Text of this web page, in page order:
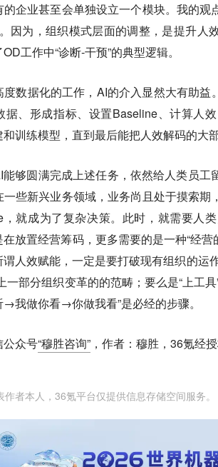
企业甚至会单独设立一个模块。我的
因为，组织模式层面的调整，是提升人
工作中“诊断-干预”的典型逻辑。
度数据化的工作，AI的介入显然大有助
据、形成指标、设置Baseline、计算人
训练模型，直到最后能把人效解码的大
够圆满完成上述任务，依然给人类员工
一些新兴业务领域，业务尚且处于摸索
就成为了复杂决策。此时，就需要人
放置经营筹码，更多需要的是一种“经营
谓人效赋能，一定是要打破现有组织的运
一部分组织变革的的范畴；要么是“上工
我做你看→你做我看”是必经的步骤。
公众号“穆胜咨询” ，作者：穆胜，36氪经授
者本人，36氪平台仅提供信息存储空间服务。